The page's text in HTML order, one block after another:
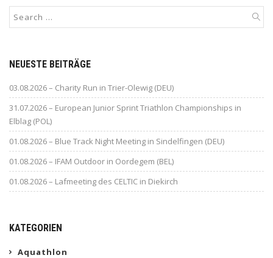
NEUESTE BEITRÄGE
03.08.2026 – Charity Run in Trier-Olewig (DEU)
31.07.2026 – European Junior Sprint Triathlon Championships in
Elblag (POL)
01.08.2026 – Blue Track Night Meeting in Sindelfingen (DEU)
01.08.2026 – IFAM Outdoor in Oordegem (BEL)
01.08.2026 – Lafmeeting des CELTIC in Diekirch
KATEGORIEN
Aquathlon